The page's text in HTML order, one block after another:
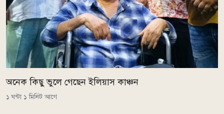
অনেক কিছু ভুলে গেছেন ইলিয়াস কাঞ্চন
১ ঘন্টা ১ মিনিট আগে